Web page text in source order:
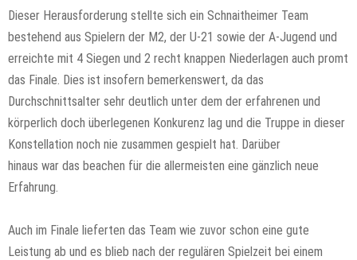
Dieser Herausforderung stellte sich ein Schnaitheimer Team
bestehend aus Spielern der M2, der U-21 sowie der A-Jugend und
erreichte mit 4 Siegen und 2 recht knappen Niederlagen auch promt
das Finale. Dies ist insofern bemerkenswert, da das
Durchschnittsalter sehr deutlich unter dem der erfahrenen und
körperlich doch überlegenen Konkurenz lag und die Truppe in dieser
Konstellation noch nie zusammen gespielt hat. Darüber
hinaus war das beachen für die allermeisten eine gänzlich neue
Erfahrung.
Auch im Finale lieferten das Team wie zuvor schon eine gute
Leistung ab und es blieb nach der regulären Spielzeit bei einem